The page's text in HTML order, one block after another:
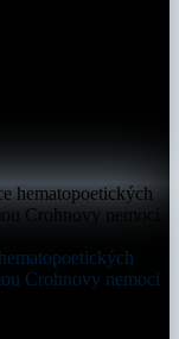
Crohnovy nemoci